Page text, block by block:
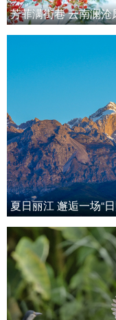
芳菲满街巷 云南澜
夏日丽江 邂逅一场“